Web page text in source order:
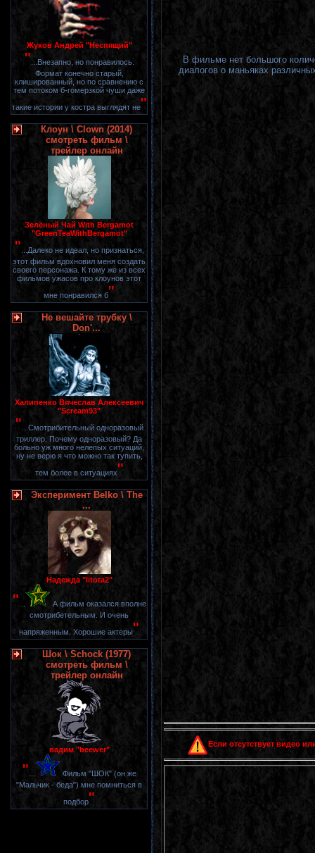
Жуков Андрей "Неспящий"
" ...Внезапно, но понравилось.
Формат конечно старый,
клишированный, но по сравнению с
тем потоком б-гомерзкой чуши даже
такие истории у костра выглядят не"
Клоун \ Clown (2014)
смотреть фильм \
трейлер онлайн
Зелёный Чай With Bergamot
"GreenTeaWithBergamot"
" ...Далеко не идеал, но признаться,
этот фильм вдохновил меня создать
своего персонажа. К тому же из всех
фильмов ужасов про клоунов этот
мне понравился б"
Не вешайте трубку \
Don'...
Халипенко Вячеслав Алексеевич
"Scream93"
" ...Смотрибительный одноразовый
триллер. Почему одноразовый? Да
больно уж много нелепых ситуаций,
ну не верю я что можно так тупить,
тем более в ситуациях"
Эксперимент Belko \ The
...
Надежда "litota2"
"
А фильм оказался вполне
смотрибетельным. И очень
напряженным. Хорошие актеры"
Шок \ Schock (1977)
смотреть фильм \
трейлер онлайн
вадим "beewer"
"
Фильм "ШОК" (он же
"Мальчик - беда") мне помниться в
подбор"
В фильме нет большого
диалогов о маньяках
Если отсутствует видео